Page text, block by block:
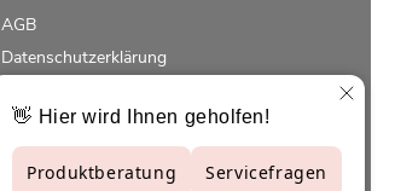
AGB
Datenschutzerklärung
Widerrufsrecht